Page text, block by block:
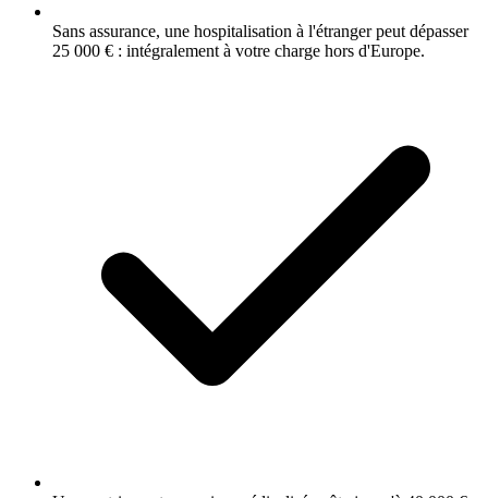
Sans assurance, une hospitalisation à l'étranger peut dépasser
25 000 € : intégralement à votre charge hors d'Europe.